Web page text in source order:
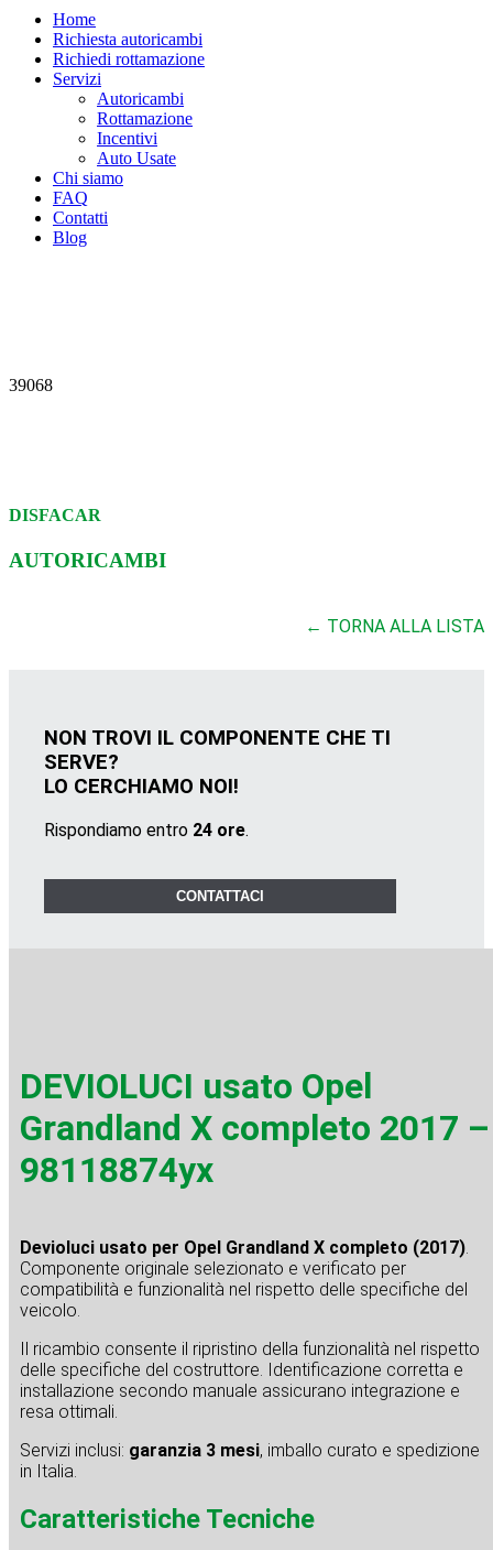
Home
Richiesta autoricambi
Richiedi rottamazione
Servizi
Autoricambi
Rottamazione
Incentivi
Auto Usate
Chi siamo
FAQ
Contatti
Blog
39068
DISFACAR
AUTORICAMBI
← TORNA ALLA LISTA
NON TROVI IL COMPONENTE CHE TI
SERVE?
LO CERCHIAMO NOI!
Rispondiamo entro 24 ore.
CONTATTACI
DEVIOLUCI usato Opel
Grandland X completo 2017 –
98118874yx
Devioluci usato per Opel Grandland X completo (2017).
Componente originale selezionato e verificato per
compatibilità e funzionalità nel rispetto delle specifiche del
veicolo.
Il ricambio consente il ripristino della funzionalità nel rispetto
delle specifiche del costruttore. Identificazione corretta e
installazione secondo manuale assicurano integrazione e
resa ottimali.
Servizi inclusi: garanzia 3 mesi, imballo curato e spedizione
in Italia.
Caratteristiche Tecniche